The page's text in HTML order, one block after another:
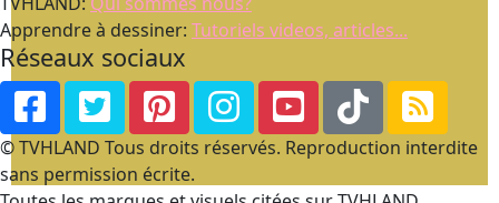
Apprendre à dessiner: Tutoriels videos, articles...
Réseaux sociaux
© TVHLAND Tous droits réservés. Reproduction interdite
sans permission écrite.